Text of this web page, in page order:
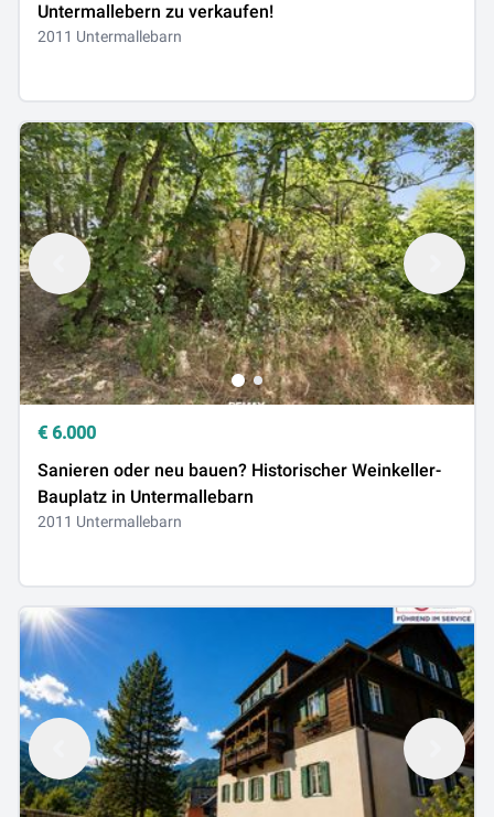
Untermallebern zu verkaufen!
2011 Untermallebarn
€ 6.000
Sanieren oder neu bauen? Historischer Weinkeller-
Bauplatz in Untermallebarn
2011 Untermallebarn